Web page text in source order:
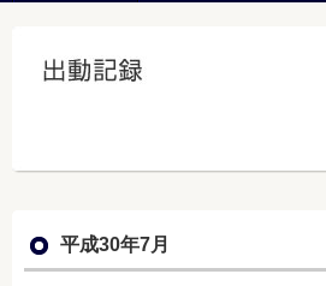
平成30年7月